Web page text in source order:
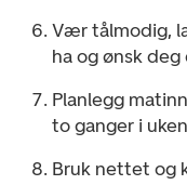
Vær tålmodig,
ha og ønsk
Planlegg
to ganger i uken
Bruk nettet og